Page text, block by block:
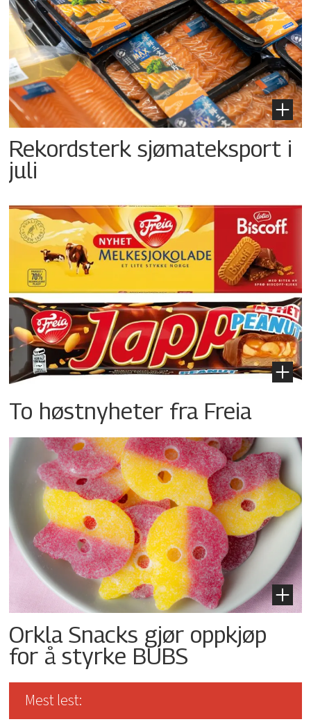
Rekordsterk sjømateksport i
juli
To høstnyheter fra Freia
Orkla Snacks gjør oppkjøp
for å styrke BUBS
Mest lest: